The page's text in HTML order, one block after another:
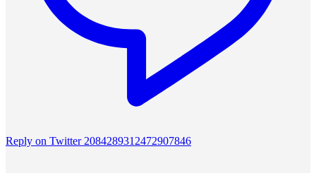
Reply on Twitter 2084289312472907846